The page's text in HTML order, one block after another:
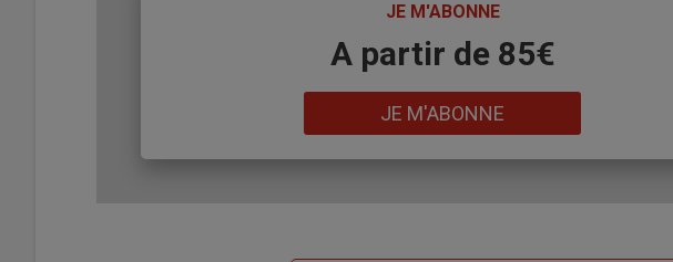
JE M'ABONNE
A partir de 85€
JE M'ABONNE